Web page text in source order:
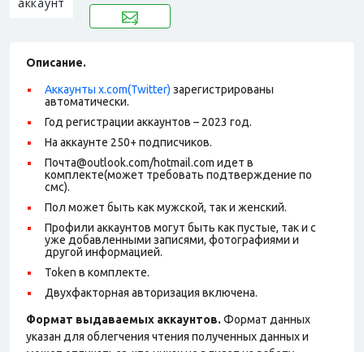
Описание.
Аккаунты x.com(Twitter) зарегистрированы
автоматически.
Год регистрации аккаунтов – 2023 год.
На аккаунте 250+ подписчиков.
Почта@outlook.com/hotmail.com идет в
комплекте(может требовать подтверждение по
смс).
Пол может быть как мужской, так и женский.
Профили аккаунтов могут быть как пустые, так и с
уже добавленными записями, фотографиями и
другой информацией.
Token в комплекте.
Двухфакторная авторизация включена.
Формат выдаваемых аккаунтов. Формат данных
указан для облегчения чтения полученных данных и